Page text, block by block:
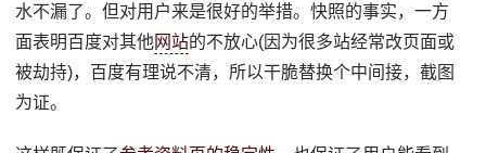
水不漏了。但对用户来是很好的举措。快照的事实，一方
面表明百度对其他网站的不放心(因为很多站经常改页面或
被劫持)，百度有理说不清，所以干脆替换个中间接，截图
为证。